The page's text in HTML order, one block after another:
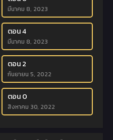
มีนาคม 8, 2023
ตอน 4
มีนาคม 8, 2023
ตอน 2
กันยายน 5, 2022
ตอน 0
สิงหาคม 30, 2022